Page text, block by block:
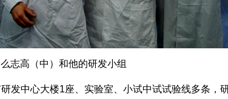
么志高（中）和他的研发小组
发中心大楼1座、实验室、小试中试试验线多条，